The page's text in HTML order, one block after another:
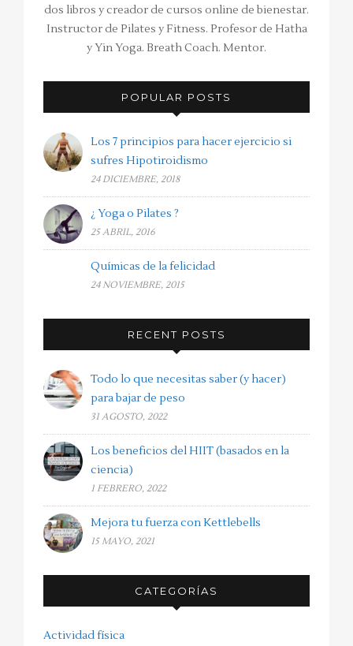
dos libros y creador de cursos online de bienestar.
Instructor de Pilates y Fitness. Profesor de Hatha
y Yin Yoga. Breath Coach. Mentor.
POPULAR POSTS
Los 7 principios para hacer ejercicio si
sufres Hipotiroidismo
24 DICIEMBRE, 2018
¿ Yoga o Pilates ?
25 ABRIL, 2016
Químicas de la felicidad
24 NOVIEMBRE, 2015
RECENT POSTS
Todo lo que necesitas saber (y hacer)
para bajar de peso
31 AGOSTO, 2022
Los beneficios del HIIT (basados en la
ciencia)
1 FEBRERO, 2022
Mejora tu fuerza con Kettlebells
15 MAYO, 2021
CATEGORÍAS
Actividad física